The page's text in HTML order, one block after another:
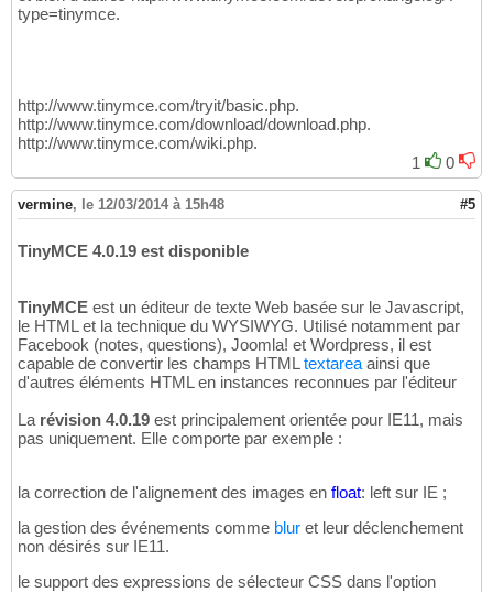
type=tinymce.
http://www.tinymce.com/tryit/basic.php.
http://www.tinymce.com/download/download.php.
http://www.tinymce.com/wiki.php.
1
0
vermine, le 12/03/2014 à 15h48 #5
TinyMCE 4.0.19 est disponible
TinyMCE est un éditeur de texte Web basée sur le Javascript,
le HTML et la technique du WYSIWYG. Utilisé notamment par
Facebook (notes, questions), Joomla! et Wordpress, il est
capable de convertir les champs HTML textarea ainsi que
d'autres éléments HTML en instances reconnues par l'éditeur
La révision 4.0.19 est principalement orientée pour IE11, mais
pas uniquement. Elle comporte par exemple :
la correction de l'alignement des images en float: left sur IE ;
la gestion des événements comme blur et leur déclenchement
non désirés sur IE11.
le support des expressions de sélecteur CSS dans l'option